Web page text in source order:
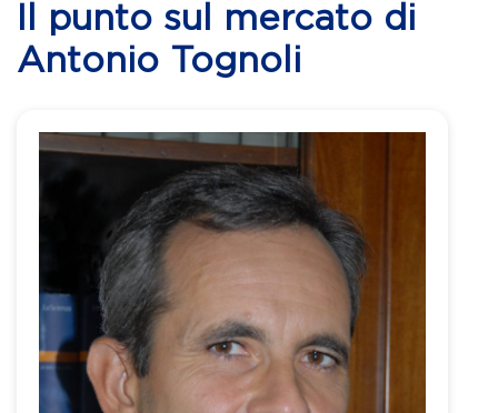
Il punto sul mercato di
Antonio Tognoli